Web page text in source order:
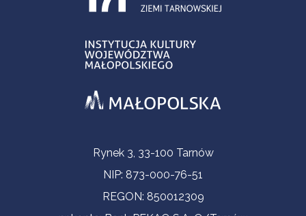
Informacje kontaktoweRynek 3, 33-100 Tarnów
NIP: 873-000-76-51
REGON: 850012309